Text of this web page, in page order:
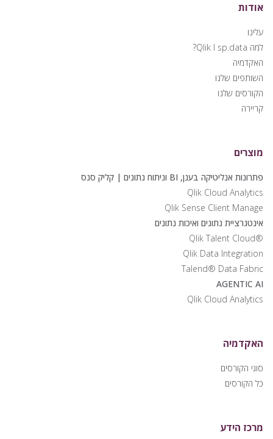
אודות
עלינו
למה Qlik I sp.data?
האקדמיה
השותפים שלנו
הקורסים שלנו
קריירה
מוצרים
פתרונות אנליטיקה בענן, BI וניתוח נתונים | קליק סנס
Qlik Cloud Analytics
Qlik Sense Client Manage
אינטגרציית נתונים ואיכות נתונים
®Qlik Talent Cloud
Qlik Data Integration
Talend® Data Fabric
AGENTIC AI
Qlik Cloud Analytics
האקדמיה
סוגי הקורסים
כל הקורסים
מרכז הידע